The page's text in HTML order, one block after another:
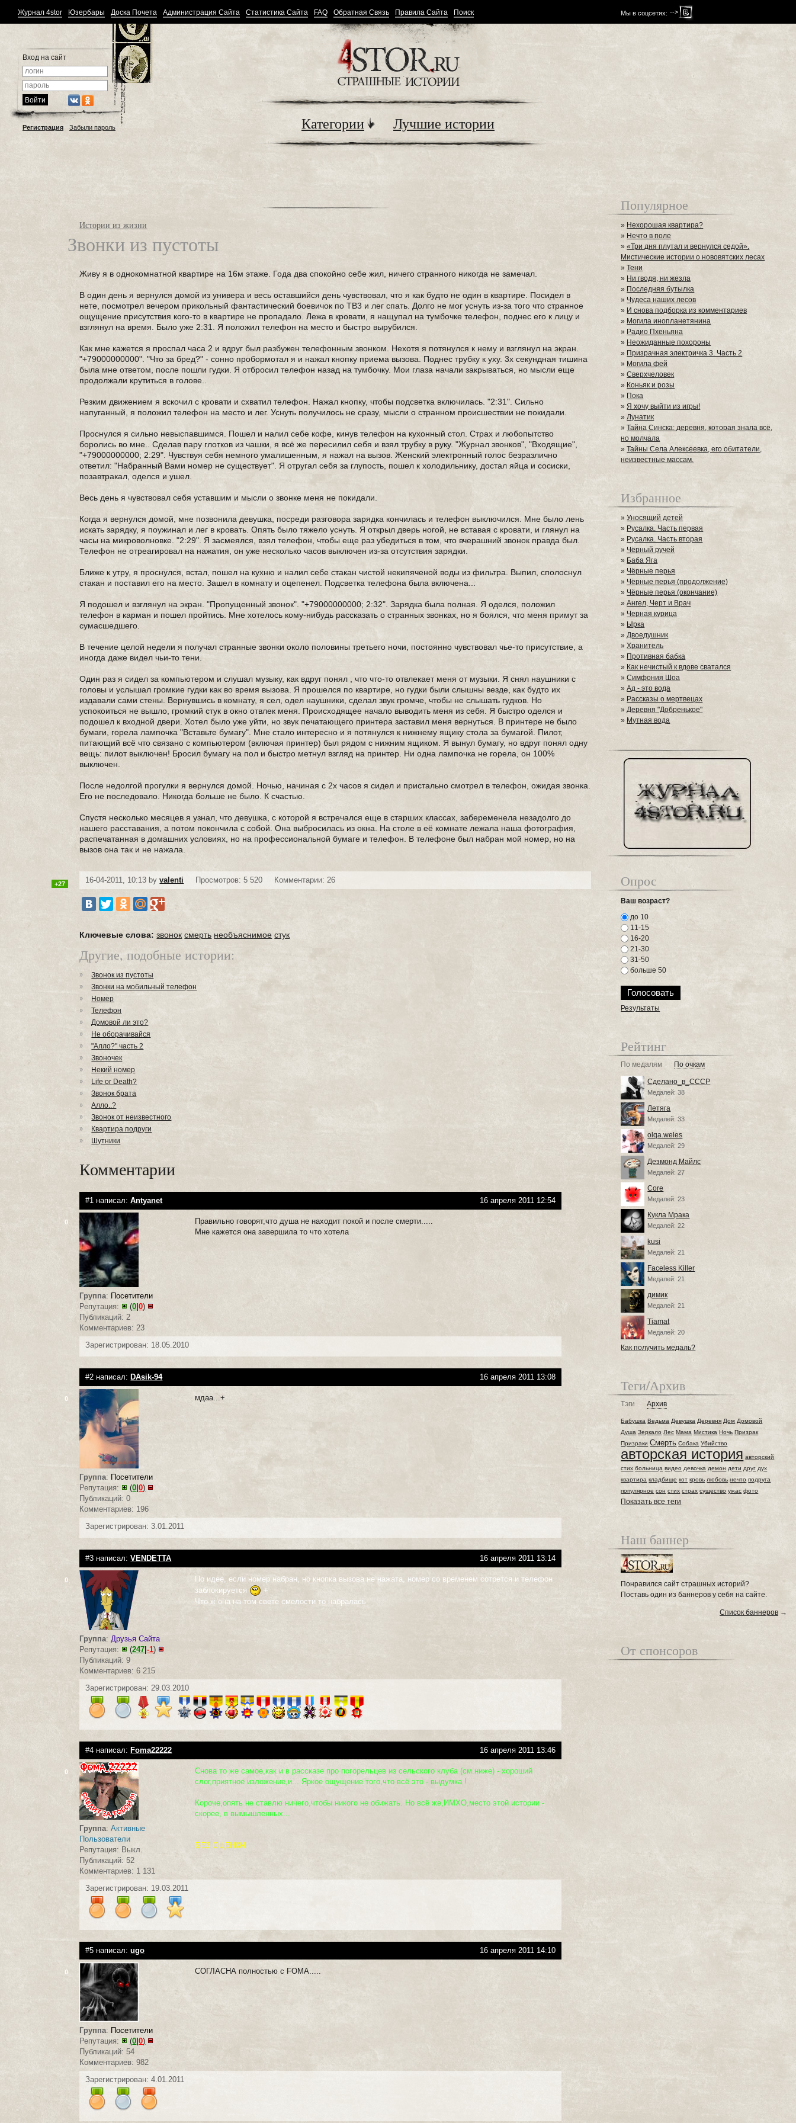
Мы в соцсетях: -->
Журнал 4stor Юзербары Доска Почета Администрация Сайта Статистика Сайта FAQ Обратная Связь Правила Сайта Поиск
Вход на сайт
Регистрация Забыли пароль Категории Лучшие истории
Истории из жизни
Звонки из пустоты
Живу я в однокомнатной квартире на 16м этаже. Года два спокойно себе жил, ничего странного никогда не замечал.
В один день я вернулся домой из универа и весь оставшийся день чувствовал, что я как будто не один в квартире. Посидел в
нете, посмотрел вечером прикольный фантастический боевичок по ТВ3 и лег спать. Долго не мог уснуть из-за того что странное
ощущение присутствия кого-то в квартире не пропадало. Лежа в кровати, я нащупал на тумбочке телефон, поднес его к лицу и
взглянул на время. Было уже 2:31. Я положил телефон на место и быстро вырубился.
Как мне кажется я проспал часа 2 и вдруг был разбужен телефонным звонком. Нехотя я потянулся к нему и взглянул на экран.
"+79000000000". "Что за бред?" - сонно пробормотал я и нажал кнопку приема вызова. Поднес трубку к уху. 3х секундная тишина
была мне ответом, после пошли гудки. Я отбросил телефон назад на тумбочку. Мои глаза начали закрываться, но мысли еще
продолжали крутиться в голове..
Резким движением я вскочил с кровати и схватил телефон. Нажал кнопку, чтобы подсветка включилась. "2:31". Сильно
напуганный, я положил телефон на место и лег. Уснуть получилось не сразу, мысли о странном происшествии не покидали.
Проснулся я сильно невыспавшимся. Пошел и налил себе кофе, кинув телефон на кухонный стол. Страх и любопытство
боролись во мне.. Сделав пару глотков из чашки, я всё же пересилил себя и взял трубку в руку. "Журнал звонков", "Входящие",
"+79000000000; 2:29". Чувствуя себя немного умалишенным, я нажал на вызов. Женский электронный голос безразлично
ответил: "Набранный Вами номер не существует". Я отругал себя за глупость, пошел к холодильнику, достал яйца и сосиски,
позавтракал, оделся и ушел.
Весь день я чувствовал себя уставшим и мысли о звонке меня не покидали.
Когда я вернулся домой, мне позвонила девушка, посреди разговора зарядка кончилась и телефон выключился. Мне было лень
искать зарядку, я поужинал и лег в кровать. Опять было тяжело уснуть. Я открыл дверь ногой, не вставая с кровати, и глянул на
часы на микроволновке. "2:29". Я засмеялся, взял телефон, чтобы еще раз убедиться в том, что вчерашний звонок правда был.
Телефон не отреагировал на нажатия, он уже несколько часов выключен из-за отсутствия зарядки.
Ближе к утру, я проснулся, встал, пошел на кухню и налил себе стакан чистой некипяченой воды из фильтра. Выпил, сполоснул
стакан и поставил его на место. Зашел в комнату и оцепенел. Подсветка телефона была включена...
Я подошел и взглянул на экран. "Пропущенный звонок". "+79000000000; 2:32". Зарядка была полная. Я оделся, положил
телефон в карман и пошел пройтись. Мне хотелось кому-нибудь рассказать о странных звонках, но я боялся, что меня примут за
сумасшедшего.
В течение целой недели я получал странные звонки около половины третьего ночи, постоянно чувствовал чье-то присутствие, а
иногда даже видел чьи-то тени.
Один раз я сидел за компьютером и слушал музыку, как вдруг понял , что что-то отвлекает меня от музыки. Я снял наушники с
головы и услышал громкие гудки как во время вызова. Я прошелся по квартире, но гудки были слышны везде, как будто их
издавали сами стены. Вернувшись в комнату, я сел, одел наушники, сделал звук громче, чтобы не слышать гудков. Но
успокоиться не вышло, громкий стук в окно отвлек меня. Происходящее начало выводить меня из себя. Я быстро оделся и
подошел к входной двери. Хотел было уже уйти, но звук печатающего принтера заставил меня вернуться. В принтере не было
бумаги, горела лампочка "Вставьте бумагу". Мне стало интересно и я потянулся к нижнему ящику стола за бумагой. Пилот,
питающий всё что связано с компьютером (включая принтер) был рядом с нижним ящиком. Я вынул бумагу, но вдруг понял одну
вещь: пилот выключен! Бросил бумагу на пол и быстро метнул взгляд на принтер. Ни одна лампочка не горела, он 100%
выключен.
После недолгой прогулки я вернулся домой. Ночью, начиная с 2х часов я сидел и пристально смотрел в телефон, ожидая звонка.
Его не последовало. Никогда больше не было. К счастью.
Спустя несколько месяцев я узнал, что девушка, с которой я встречался еще в старших классах, забеременела незадолго до
нашего расставания, а потом покончила с собой. Она выбросилась из окна. На столе в её комнате лежала наша фотография,
распечатанная в домашних условиях, но на профессиональной бумаге и телефон. В телефоне был набран мой номер, но на
вызов она так и не нажала.
16-04-2011, 10:13 byvalenti Просмотров: 5 520 Комментарии: 26
+27
Ключевые слова: звонок смерть необъяснимое стук
Другие, подобные истории:
Звонок из пустоты
Звонки на мобильный телефон
Номер
Телефон
Домовой ли это?
Не оборачивайся
"Алло?" часть 2
Звоночек
Некий номер
Life or Death?
Звонок брата
Алло..?
Звонок от неизвестного
Квартира подруги
Шутники
Комментарии
#1 написал:Antyanet 16 апреля 2011 12:54
0
Группа: Посетители
Репутация:
(0 |0)
Публикаций: 2
Комментариев: 23
Правильно говорят,что душа не находит покой и после смерти.....
Мне кажется она завершила то что хотела
Зарегистрирован: 18.05.2010
#2 написал: DAsik-94 16 апреля 2011 13:08
0
Группа: Посетители
Репутация:
(0 |0)
Публикаций: 0
Комментариев: 196
мдаа...+
Зарегистрирован: 3.01.2011
#3 написал:VENDETTA 16 апреля 2011 13:14
0
Группа:Друзья Сайта
Репутация:
(247 |-1)
Публикаций: 9
Комментариев: 6 215
По идее, если номер набран, но кнопка вызова не нажата, номер со временем сотрется и телефон
заблокируется
+
Что ж она на том свете смелости то набралась
Зарегистрирован: 29.03.2010
#4 написал: Foma22222 16 апреля 2011 13:46
0
Группа:Активные
Пользователи
Репутация: Выкл.
Публикаций: 52
Комментариев: 1 131
Снова то же самое,как и в рассказе про погорельцев из сельского клуба (см.ниже) - хороший
слог,приятное изложение,и... Яркое ощущение того,что всё это - выдумка !
Короче,опять не ставлю ничего,чтобы никого не обижать. Но всё же,ИМХО,место этой истории -
скорее, в вымышленных...
БЕЗ ОЦЕНКИ
Зарегистрирован: 19.03.2011
#5 написал:ugo 16 апреля 2011 14:10
0
Группа: Посетители
Репутация:
(0 |0)
Публикаций: 54
Комментариев: 982
СОГЛАСНА полностью с FOMA.....
Зарегистрирован: 4.01.2011
Популярное
» Нехорошая квартира?
» Нечто в поле
»«Три дня плутал и вернулся седой».
Мистические истории о нововятских лесах
»Тени
» Ни гводя, ни жезла
» Последняя бутылка
» Чудеса наших лесов
» И снова подборка из комментариев
» Могила инопланетянина
» Радио Пхеньяна
» Неожиданные похороны
» Призрачная электричка 3. Часть 2
» Могила фей
»Сверхчеловек
» Коньяк и розы
» Пока
»Я хочу выйти из игры!
»Лунатик
»Тайна Синска: деревня, которая знала всё,
но молчала
»Тайны Села Алексеевка, его обитатели,
неизвестные массам.
Избранное
»Уносящий детей
» Русалка. Часть первая
» Русалка. Часть вторая
» Чёрный ручей
» Баба Яга
»Чёрные перья
» Чёрные перья (продолжение)
» Чёрные перья (окончание)
»Ангел, Черт и Врач
» Черная курица
» Ырка
»Двоедушник
»Хранитель
» Противная бабка
» Как нечистый к вдове сватался
»Симфония Шоа
»Ад - это вода
» Рассказы о мертвецах
»Деревня "Добренькое"
» Мутная вода
Опрос
Ваш возраст?
до 10
11-15
16-20
21-30
31-50
больше 50
Результаты
Рейтинг
По медалям По очкам
Сделано_в_СССР
Медалей: 38
Летяга
Медалей: 33
olqa.weles
Медалей: 29
Дезмонд Майлс
Медалей: 27
Core
Медалей: 23
Кукла Мрака
Медалей: 22
kusi
Медалей: 21
Faceless Killer
Медалей: 21
димик
Медалей: 21
Tiamat
Медалей: 20
Как получить медаль?
Теги/Архив
Тэги Архив
Бабушка Ведьма Девушка Деревня Дом Домовой
Душа Зеркало Лес Мама Мистика Ночь Призрак
Призраки Смерть Собака Убийство
авторская история авторский
стих больница видео девочка демон дети друг дух
квартира кладбище кот кровь любовь нечто подруга
популярное сон стих страх существо ужас фото
Показать все теги
Наш баннер
Понравился сайт страшных историй?
Поставь один из баннеров у себя на сайте.
Список баннеров →
От спонсоров